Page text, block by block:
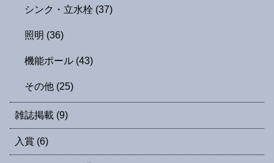
シンク・立水栓 (37)
照明 (36)
機能ポール (43)
その他 (25)
雑誌掲載 (9)
入賞 (6)